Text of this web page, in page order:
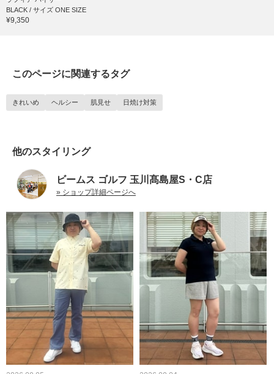
BLACK / サイズ ONE SIZE
¥9,350
このページに関連するタグ
きれいめ ヘルシー 肌見せ 日焼け対策
他のスタイリング
ビームス ゴルフ 玉川髙島屋S・C店
» ショップ詳細ページへ